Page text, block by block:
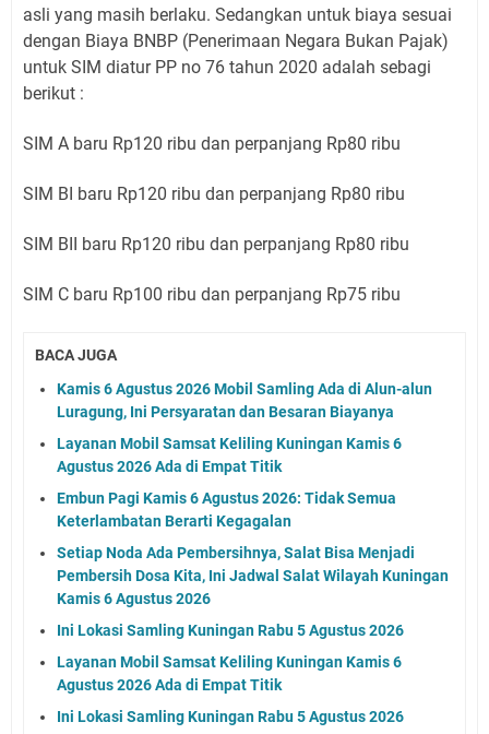
asli yang masih berlaku. Sedangkan untuk biaya sesuai
dengan Biaya BNBP (Penerimaan Negara Bukan Pajak)
untuk SIM diatur PP no 76 tahun 2020 adalah sebagi
berikut :
SIM A baru Rp120 ribu dan perpanjang Rp80 ribu
SIM BI baru Rp120 ribu dan perpanjang Rp80 ribu
SIM BII baru Rp120 ribu dan perpanjang Rp80 ribu
SIM C baru Rp100 ribu dan perpanjang Rp75 ribu
BACA JUGA
Kamis 6 Agustus 2026 Mobil Samling Ada di Alun-alun
Luragung, Ini Persyaratan dan Besaran Biayanya
Layanan Mobil Samsat Keliling Kuningan Kamis 6
Agustus 2026 Ada di Empat Titik
Embun Pagi Kamis 6 Agustus 2026: Tidak Semua
Keterlambatan Berarti Kegagalan
Setiap Noda Ada Pembersihnya, Salat Bisa Menjadi
Pembersih Dosa Kita, Ini Jadwal Salat Wilayah Kuningan
Kamis 6 Agustus 2026
Ini Lokasi Samling Kuningan Rabu 5 Agustus 2026
Layanan Mobil Samsat Keliling Kuningan Kamis 6
Agustus 2026 Ada di Empat Titik
Ini Lokasi Samling Kuningan Rabu 5 Agustus 2026